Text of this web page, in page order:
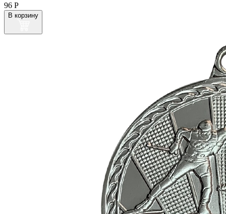
96 Р
В корзину